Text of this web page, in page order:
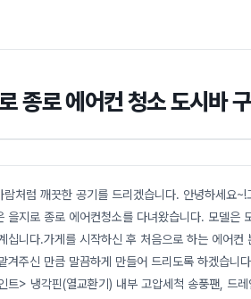
종로 에어컨 청소 도시바
람처럼 깨끗한 공기를 드리겠습니다. 안녕하세요
을지로 종로 에어컨청소를 다녀왔습니다. 모델은
십니다.가게를 시작하신 후 처음으로 하는 에어
겨주신 만큼 말끔하게 만들어 드리도록 하겠습
트> 냉각핀(열교환기) 내부 고압세척 송풍팬, 드